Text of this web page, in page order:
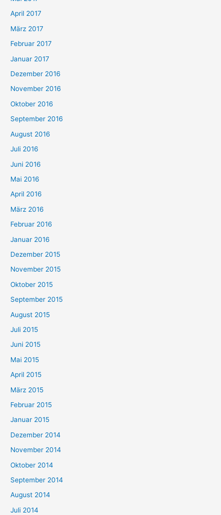
April 2017
März 2017
Februar 2017
Januar 2017
Dezember 2016
November 2016
Oktober 2016
September 2016
August 2016
Juli 2016
Juni 2016
Mai 2016
April 2016
März 2016
Februar 2016
Januar 2016
Dezember 2015
November 2015
Oktober 2015
September 2015
August 2015
Juli 2015
Juni 2015
Mai 2015
April 2015
März 2015
Februar 2015
Januar 2015
Dezember 2014
November 2014
Oktober 2014
September 2014
August 2014
Juli 2014